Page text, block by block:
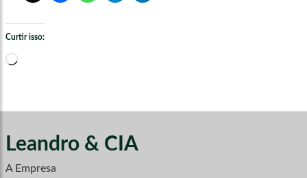
Curtir isso:
Carregando...
Leandro & CIA
A Empresa